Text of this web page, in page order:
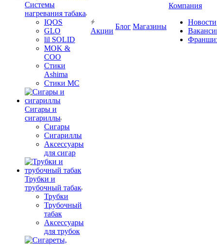
Системы
нагревания табака
IQOS
GLO
lil SOLID
MOK &
COO
Стики
Ashima
Стики MC
Сигары и
сигариллы
Сигары
Сигариллы
Аксессуары
для сигар
Трубки и
трубочный табак
Трубки
Трубочный
табак
Аксессуары
для трубок
Акции
Блог Магазины
Компания
Новости